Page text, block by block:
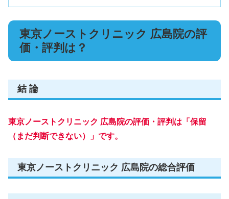
東京ノーストクリニック 広島院の評
価・評判は？
結 論
東京ノーストクリニック 広島院の評価・評判は「保留
（まだ判断できない）」です。
東京ノーストクリニック 広島院の総合評価